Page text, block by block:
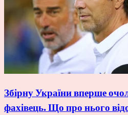
Збірну України вперше
фахівець. Що про нього